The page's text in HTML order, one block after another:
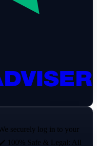
securely log in to your
100% Safe & Legal: All